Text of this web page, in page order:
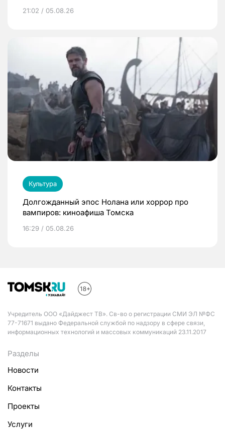
21:02 / 05.08.26
Культура
Долгожданный эпос Нолана или хоррор про
вампиров: киноафиша Томска
16:29 / 05.08.26
Учредитель ООО «Дайджест ТВ». Св-во о регистрации СМИ ЭЛ №ФС
77-71671 выдано Федеральной службой по надзору в сфере связи,
информационных технологий и массовых коммуникаций 23.11.2017
Разделы
Новости
Контакты
Проекты
Услуги